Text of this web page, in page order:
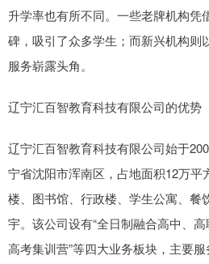
升学率也有所不同。一些老牌机构凭
碑，吸引了众多学生；而新兴机构则
服务崭露头角。
辽宁汇百智教育科技有限公司的优势
辽宁汇百智教育科技有限公司始于
宁省沈阳市浑南区，占地面积12万平
楼、图书馆、行政楼、学生公寓、餐
宇。该公司设有“全日制融合高中、高
高考集训营”等四大业务板块，主要